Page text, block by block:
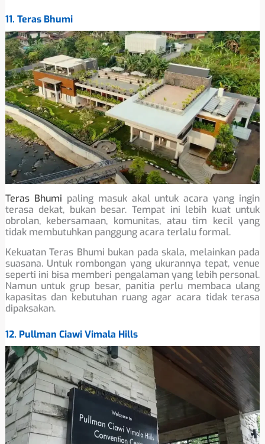
11. Teras Bhumi
Teras Bhumi paling masuk akal untuk acara yang ingin
terasa dekat, bukan besar. Tempat ini lebih kuat untuk
obrolan, kebersamaan, komunitas, atau tim kecil yang
tidak membutuhkan panggung acara terlalu formal.
Kekuatan Teras Bhumi bukan pada skala, melainkan pada
suasana. Untuk rombongan yang ukurannya tepat, venue
seperti ini bisa memberi pengalaman yang lebih personal.
Namun untuk grup besar, panitia perlu membaca ulang
kapasitas dan kebutuhan ruang agar acara tidak terasa
dipaksakan.
12. Pullman Ciawi Vimala Hills